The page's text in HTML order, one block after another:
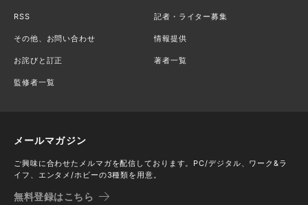
RSS 記者・ライター募集
その他、お問い合わせ 情報提供
お詫びと訂正 著者一覧
監修者一覧
メールマガジン
ご興味に合わせたメルマガを配信しております。PC/デジタル、ワーク&ラ
イフ、エンタメ/ホビーの3種類を用意。
無料登録はこちら